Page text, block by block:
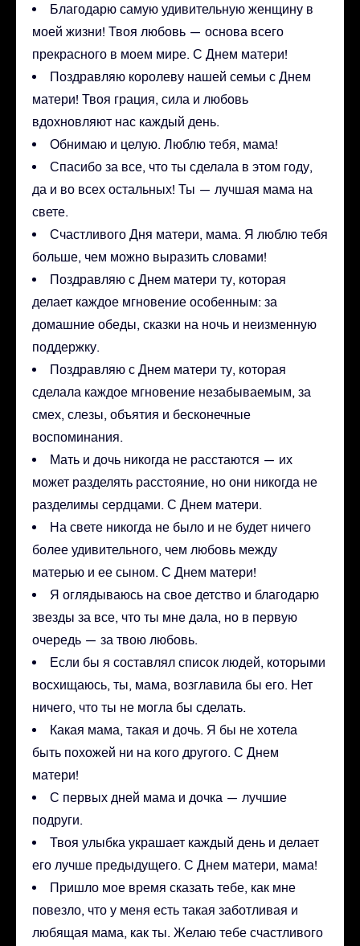
Благодарю самую удивительную женщину в
моей жизни! Твоя любовь — основа всего
прекрасного в моем мире. С Днем матери!
Поздравляю королеву нашей семьи с Днем
матери! Твоя грация, сила и любовь
вдохновляют нас каждый день.
Обнимаю и целую. Люблю тебя, мама!
Спасибо за все, что ты сделала в этом году,
да и во всех остальных! Ты — лучшая мама на
свете.
Счастливого Дня матери, мама. Я люблю тебя
больше, чем можно выразить словами!
Поздравляю с Днем матери ту, которая
делает каждое мгновение особенным: за
домашние обеды, сказки на ночь и неизменную
поддержку.
Поздравляю с Днем матери ту, которая
сделала каждое мгновение незабываемым, за
смех, слезы, объятия и бесконечные
воспоминания.
Мать и дочь никогда не расстаются — их
может разделять расстояние, но они никогда не
разделимы сердцами. С Днем матери.
На свете никогда не было и не будет ничего
более удивительного, чем любовь между
матерью и ее сыном. С Днем матери!
Я оглядываюсь на свое детство и благодарю
звезды за все, что ты мне дала, но в первую
очередь — за твою любовь.
Если бы я составлял список людей, которыми
восхищаюсь, ты, мама, возглавила бы его. Нет
ничего, что ты не могла бы сделать.
Какая мама, такая и дочь. Я бы не хотела
быть похожей ни на кого другого. С Днем
матери!
С первых дней мама и дочка — лучшие
подруги.
Твоя улыбка украшает каждый день и делает
его лучше предыдущего. С Днем матери, мама!
Пришло мое время сказать тебе, как мне
повезло, что у меня есть такая заботливая и
любящая мама, как ты. Желаю тебе счастливого